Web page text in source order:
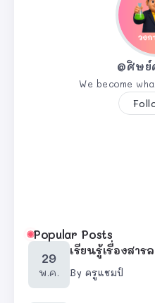
@ศิษ
We become
Popular Posts
29
พ.ค.
เรียนรู้เรื่องสา
By ครูแชมป์